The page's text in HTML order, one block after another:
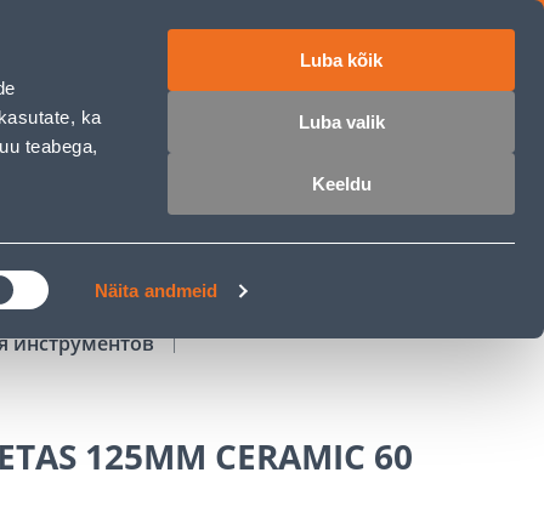
ka
teabega,
Näita andmeid
Luba kõik
Luba valik
Keeldu
инструментов
125MM CERAMIC 60